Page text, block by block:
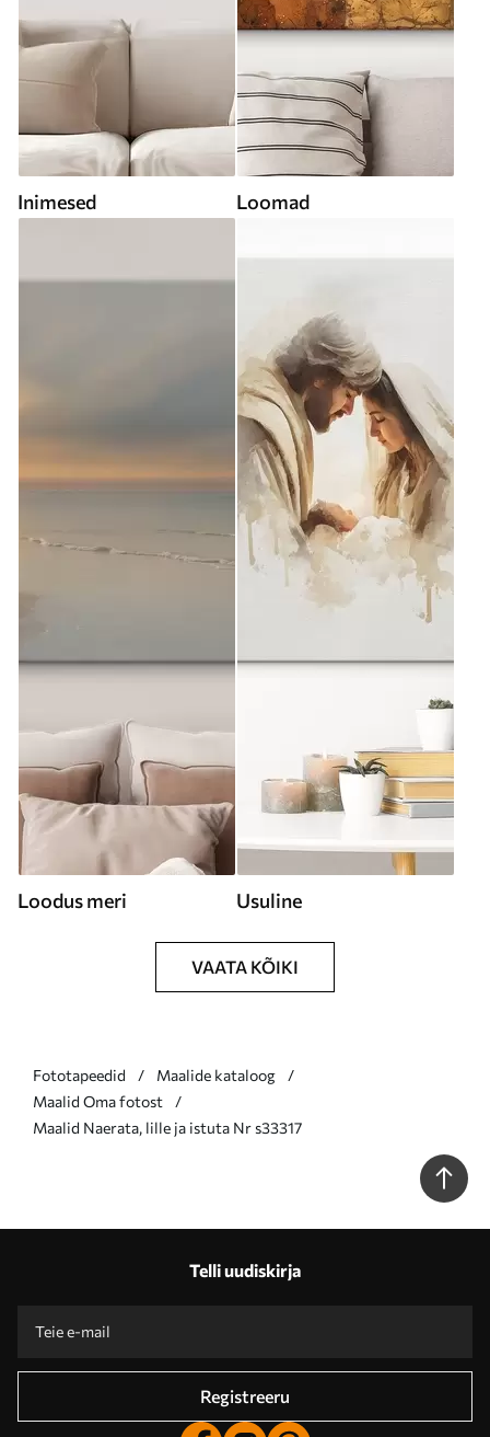
Inimesed Loomad
Loodus meri Usuline
VAATA KÕIKI
Fototapeedid
Maalide kataloog
Maalid Oma fotost
Maalid Naerata, lille ja istuta Nr s33317
Telli uudiskirja
Registreeru